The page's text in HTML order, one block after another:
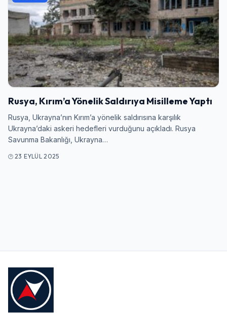
Rusya, Kırım’a Yönelik Saldırıya Misilleme Yaptı
Rusya, Ukrayna’nın Kırım’a yönelik saldırısına karşılık
Ukrayna’daki askeri hedefleri vurduğunu açıkladı. Rusya
Savunma Bakanlığı, Ukrayna…
23 EYLÜL 2025
Giriş Yap
Kullanıcı Adı veya E-posta
Şifre